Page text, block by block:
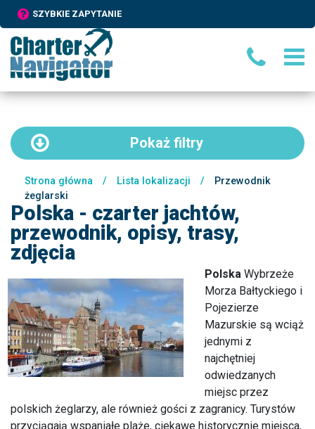
SZYBKIE ZAPYTANIE
Pokaż filtry
Strona główna / Lista lokalizacji /
Przewodnik
żeglarski
Polska - czarter jachtów,
przewodnik, opisy, trasy,
zdjęcia
Polska Wybrzeże
Morza Bałtyckiego i
Pojezierze
Mazurskie są wciąż
jednymi z
najchętniej
odwiedzanych
miejsc przez
polskich żeglarzy, ale również gości z zagranicy. Turystów
przyciągają wspaniałe plaże, ciekawe historycznie miejsca,